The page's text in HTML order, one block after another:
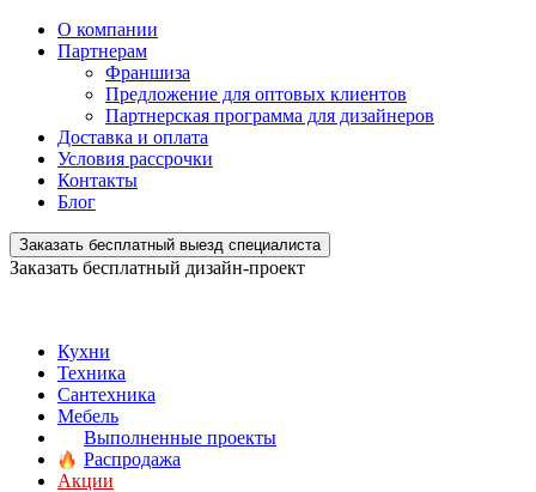
О компании
Партнерам
Франшиза
Предложение для оптовых клиентов
Партнерская программа для дизайнеров
Доставка и оплата
Условия рассрочки
Контакты
Блог
Заказать бесплатный выезд специалиста
Заказать бесплатный дизайн-проект
Кухни
Техника
Сантехника
Мебель
Выполненные проекты
Распродажа
Акции